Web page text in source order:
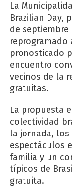
La
Brazilian Day,
de septiembre
reprogramado
pronosticado
encuentro
vecinos de la
gratuitas.
La propuesta
colectividad
la jornada,
espectáculos
familia y un
típicos de
gratuita.